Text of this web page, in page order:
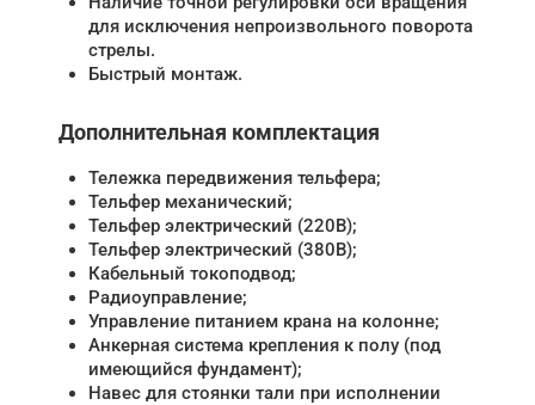
для исключения непроизвольного поворота
стрелы.
Быстрый монтаж.
Дополнительная комплектация
Тележка передвижения тельфера;
Тельфер механический;
Тельфер электрический (220В);
Тельфер электрический (380В);
Кабельный токоподвод;
Радиоуправление;
Управление питанием крана на колонне;
Анкерная система крепления к полу (под
имеющийся фундамент);
Навес для стоянки тали при исполнении